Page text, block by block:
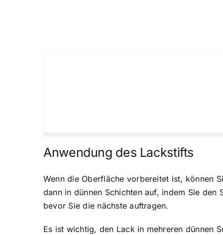
Anwendung des Lackstifts
Wenn die Oberfläche vorbereitet ist, können
dann in dünnen Schichten auf, indem Sie
bevor Sie die nächste auftragen.
Es ist wichtig, den Lack in mehreren dünnen